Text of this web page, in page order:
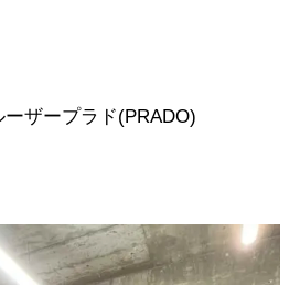
ザープラド(PRADO)